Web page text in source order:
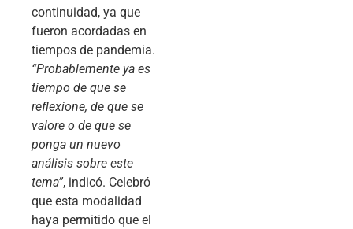
continuidad, ya que
fueron acordadas en
tiempos de pandemia.
“Probablemente ya es
tiempo de que se
reflexione, de que se
valore o de que se
ponga un nuevo
análisis sobre este
tema”, indicó. Celebró
que esta modalidad
haya permitido que el